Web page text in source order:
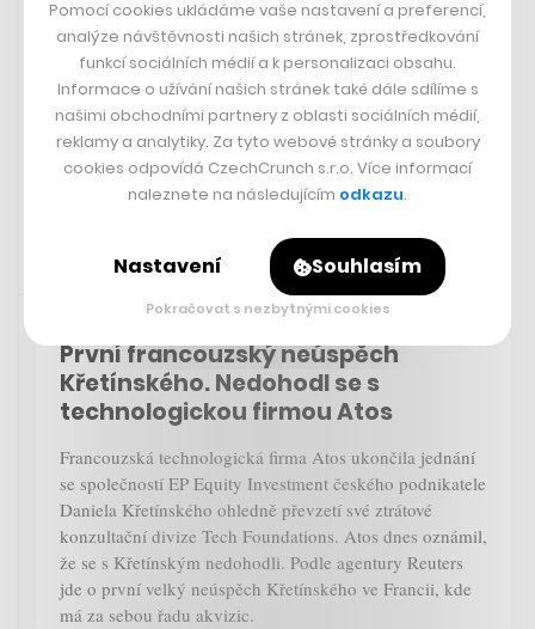
Apple končí s vývojem vlastního
auta. Miliardový projekt od začátku
narážel na řadu problémů
TOMÁŠ CHLEBEK
Rychlá zpráva
První francouzský neúspěch
Křetínského. Nedohodl se s
technologickou firmou Atos
Francouzská technologická firma Atos ukončila jednání
se společností EP Equity Investment českého podnikatele
Daniela Křetínského ohledně převzetí své ztrátové
konzultační divize Tech Foundations. Atos dnes oznámil,
že se s Křetínským nedohodli. Podle agentury Reuters
jde o první velký neúspěch Křetínského ve Francii, kde
má za sebou řadu akvizic.
Pomocí cookies ukládáme vaše nastavení a preferencí,
analýze návštěvnosti našich stránek, zprostředkování
funkcí sociálních médií a k personalizaci obsahu.
Informace o užívání našich stránek také dále sdílíme s
našimi obchodními partnery z oblasti sociálních médií,
reklamy a analytiky. Za tyto webové stránky a soubory
cookies odpovídá CzechCrunch s.r.o. Více informací
naleznete na následujícím odkazu.
Nastavení Souhlasím
Pokračovat s nezbytnými cookies